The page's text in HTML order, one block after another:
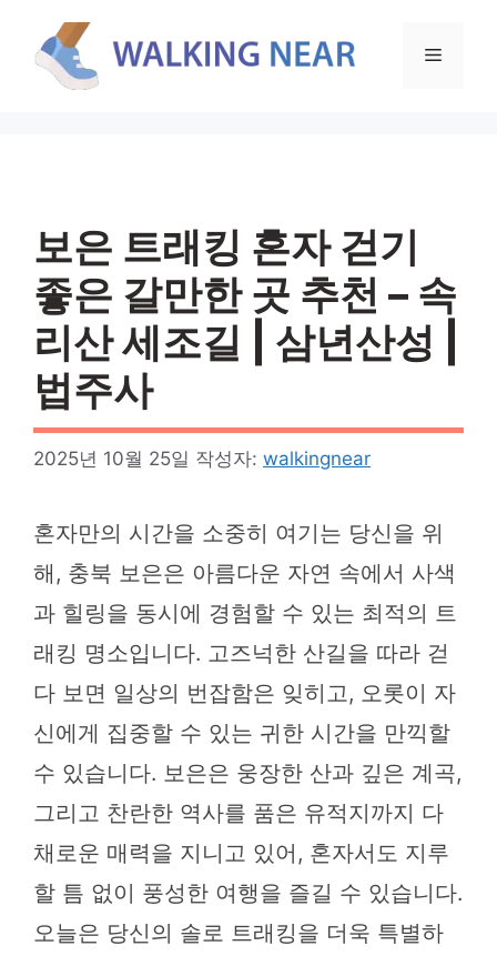
메
보은 트래킹 혼자 걷기
좋은 갈만한 곳 추천 – 속
리산 세조길 | 삼년산성 |
법주사
2025년 10월 25일 작성자: walkingnear
혼자만의 시간을 소중히 여기는 당신을 위
해, 충북 보은은 아름다운 자연 속에서 사색
과 힐링을 동시에 경험할 수 있는 최적의 트
래킹 명소입니다. 고즈넉한 산길을 따라 걷
다 보면 일상의 번잡함은 잊히고, 오롯이 자
신에게 집중할 수 있는 귀한 시간을 만끽할
수 있습니다. 보은은 웅장한 산과 깊은 계곡,
그리고 찬란한 역사를 품은 유적지까지 다
채로운 매력을 지니고 있어, 혼자서도 지루
할 틈 없이 풍성한 여행을 즐길 수 있습니다.
오늘은 당신의 솔로 트래킹을 더욱 특별하